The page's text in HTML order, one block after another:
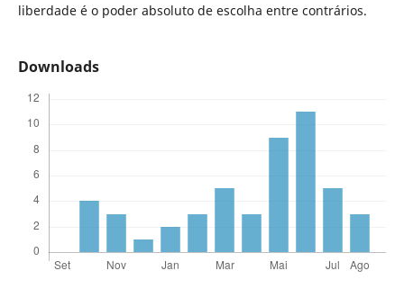
liberdade é o poder absoluto de escolha entre contrários.
Downloads